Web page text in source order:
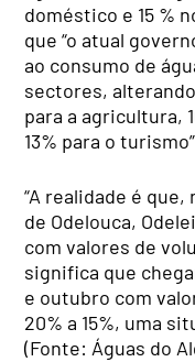
doméstico e 15 %
que “o atual
ao consumo de
sectores,
para a agricultura,
13% para o
“A realidade é
de Odelouca,
com valores de
significa que
e outubro com
20% a 15%, uma
(Fonte: Águas do